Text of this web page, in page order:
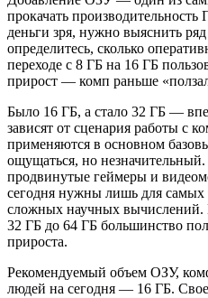
прокачать
деньги зря, нужно выяснить
определитесь, сколько
переходе с 8 ГБ на 16 ГБ
прирост — комп раньше
Было 16 ГБ, а стало 32 ГБ —
зависят от сценария работы с
применяются в основном
ощущаться, но незначительный.
продвинутые геймеры и
сегодня нужны лишь для
сложных научных вычислений.
32 ГБ до 64 ГБ большинство
прироста.
Рекомендуемый объем ОЗУ,
людей на сегодня — 16 ГБ.